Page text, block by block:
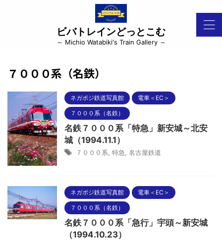
ビバトレインどっとこむ
～ Michio Watabiki's Train Gallery ～
７０００系（名鉄）
ネガポジ鉄道写真館 電車＜EC＞
７０００系（名鉄）
名鉄７０００系「特急」新安城～北安
城（1994.11.1）
７０００系 特急 名古屋鉄道
ネガポジ鉄道写真館 電車＜EC＞
７０００系（名鉄）
名鉄７０００系「急行」宇頭～新安城
（1994.10.23）